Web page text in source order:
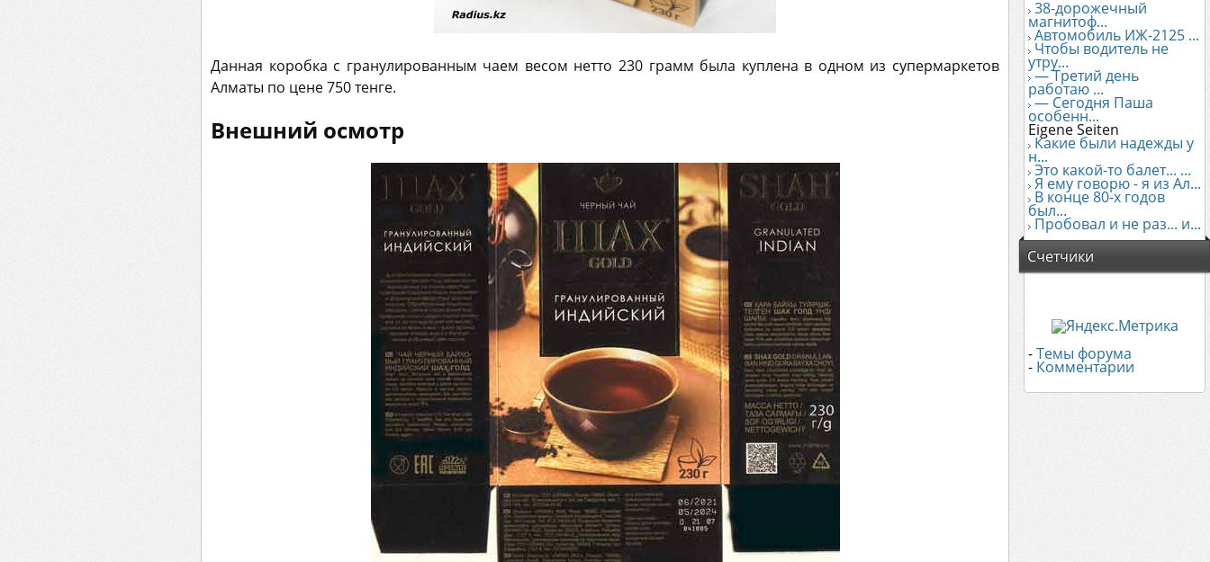
38-дорожечный
магнитоф...
Автомобиль ИЖ-2125 ...
Чтобы водитель не
утру...
— Третий день
работаю ...
— Сегодня Паша
особенн...
Eigene Seiten
Какие были надежды у
н...
Это какой-то балет... ...
Я ему говорю - я из Ал...
В конце 80-х годов
был...
Пробовал и не раз... и...
Счетчики
-Темы форума
- Комментарии
Данная коробка с гранулированным чаем весом нетто 230 грамм была куплена в одном из супермаркетов
Алматы по цене 750 тенге.
Внешний осмотр